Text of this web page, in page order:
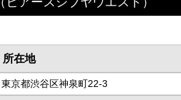
所在地
東京都渋谷区神泉町22-3